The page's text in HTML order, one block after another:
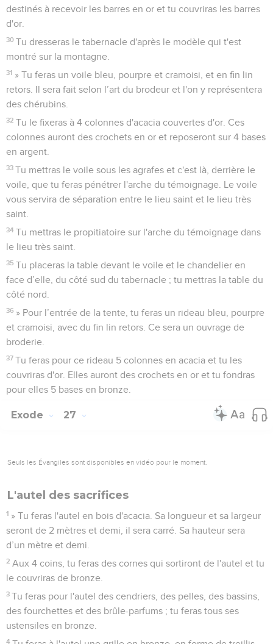
destinés à recevoir les barres en or et tu couvriras les barres
d'or.
30 Tu dresseras le tabernacle d'après le modèle qui t'est
montré sur la montagne.
31 » Tu feras un voile bleu, pourpre et cramoisi, et en fin lin
retors. Il sera fait selon l’art du brodeur et l'on y représentera
des chérubins.
32 Tu le fixeras à 4 colonnes d'acacia couvertes d'or. Ces
colonnes auront des crochets en or et reposeront sur 4 bases
en argent.
33 Tu mettras le voile sous les agrafes et c'est là, derrière le
voile, que tu feras pénétrer l'arche du témoignage. Le voile
vous servira de séparation entre le lieu saint et le lieu très
saint.
34 Tu mettras le propitiatoire sur l'arche du témoignage dans
le lieu très saint.
35 Tu placeras la table devant le voile et le chandelier en
face d’elle, du côté sud du tabernacle ; tu mettras la table du
côté nord.
36 » Pour l’entrée de la tente, tu feras un rideau bleu, pourpre
et cramoisi, avec du fin lin retors. Ce sera un ouvrage de
broderie.
37 Tu feras pour ce rideau 5 colonnes en acacia et tu les
couvriras d'or. Elles auront des crochets en or et tu fondras
pour elles 5 bases en bronze.
Exode 27
Seuls les Évangiles sont disponibles en vidéo pour le moment.
L'autel des sacrifices
1 » Tu feras l'autel en bois d'acacia. Sa longueur et sa largeur
seront de 2 mètres et demi, il sera carré. Sa hauteur sera
d’un mètre et demi.
2 Aux 4 coins, tu feras des cornes qui sortiront de l'autel et tu
le couvriras de bronze.
3 Tu feras pour l'autel des cendriers, des pelles, des bassins,
des fourchettes et des brûle-parfums ; tu feras tous ses
ustensiles en bronze.
4